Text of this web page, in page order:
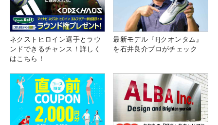
ネクストヒロイン選手とラウ
ンドできるチャンス！詳しく
はこちら！
最新モデル『FJクオンタム』
を石井良介プロがチェック